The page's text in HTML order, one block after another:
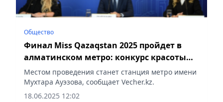
Общество
Финал Miss Qazaqstan 2025 пройдет в
алматинском метро: конкурс красоты
становится культурным манифестом
Местом проведения станет станция метро имени
Мухтара Ауэзова, сообщает Vecher.kz.
18.06.2025 12:02